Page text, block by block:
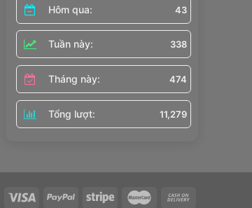
Hôm qua: 43
Tuần này: 338
Tháng này: 474
Tổng lượt: 11,279